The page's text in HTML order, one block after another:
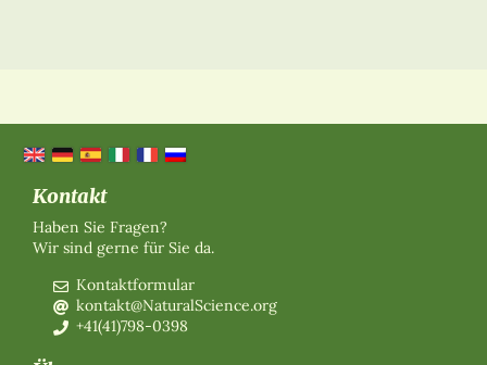
Kontakt
Haben Sie Fragen?
Wir sind gerne für Sie da.
Kontaktformular
kontakt@NaturalScience.org
+41(41)798-0398